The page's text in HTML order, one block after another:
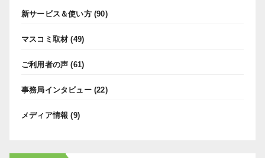
新サービス＆使い方(90)
マスコミ取材 (49)
ご利用者の声 (61)
事務局インタビュー(22)
メディア情報 (9)